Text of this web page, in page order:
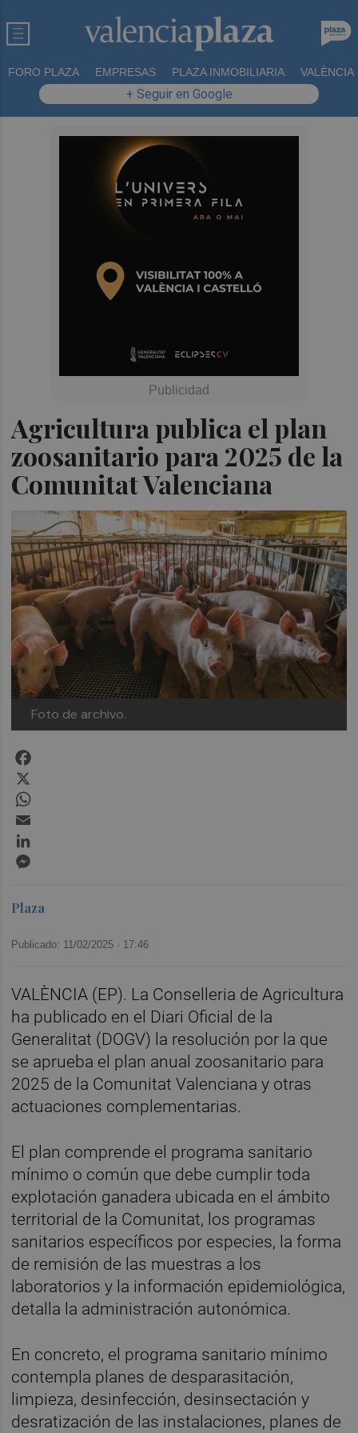
FORO PLAZA EMPRESAS PLAZA INMOBILIARIA VALÈNCIA
+ Seguir en Google
Agricultura publica el plan
zoosanitario para 2025 de la
Comunitat Valenciana
Foto de archivo.
Plaza
Publicado: 11/02/2025 · 17:46
VALÈNCIA (EP). La Conselleria de Agricultura
ha publicado en el Diari Oficial de la
Generalitat (DOGV) la resolución por la que
se aprueba el plan anual zoosanitario para
2025 de la Comunitat Valenciana y otras
actuaciones complementarias.
El plan comprende el programa sanitario
mínimo o común que debe cumplir toda
explotación ganadera ubicada en el ámbito
territorial de la Comunitat, los programas
sanitarios específicos por especies, la forma
de remisión de las muestras a los
laboratorios y la información epidemiológica,
detalla la administración autonómica.
En concreto, el programa sanitario mínimo
contempla planes de desparasitación,
limpieza, desinfección, desinsectación y
desratización de las instalaciones, planes de